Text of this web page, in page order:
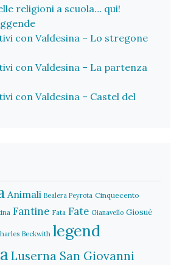
religioni a scuola… qui!
con Valdesina – Lo stregone
con Valdesina – La partenza
con Valdesina – Castel del
Animali Bealera Peyrota Cinquecento
Fantine Fata Fate Gianavello Giosuè
Beckwith legend
Luserna San Giovanni